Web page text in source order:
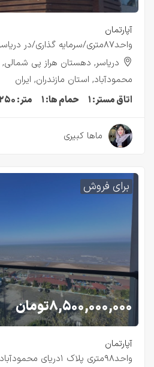
آپارتمان
واحد۸۷متری/سرمایه گذاری/در دریاسر شمالی
دریاسر, دهستان هراز پی
محمودآباد, استان مازندران, ایران
اتاق مستر:۱ حمام ها:۱ متر:
ماها کبیری
برای فروش
۸,۵۰۰,۰۰۰,۰۰۰تومان
آپارتمان
واحد۹۸متری پلاک ۱دریای محمودآباد